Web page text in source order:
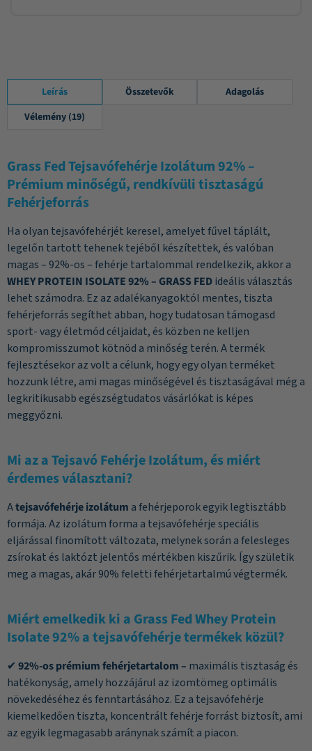
Leírás Összetevők
Adagolás
Vélemény (19)
Grass Fed Tejsavófehérje Izolátum 92% –
Prémium minőségű, rendkívüli tisztaságú
Fehérjeforrás
Ha olyan tejsavófehérjét keresel, amelyet fűvel táplált,
legelőn tartott tehenek tejéből készítettek, és valóban
magas – 92%-os – fehérje tartalommal rendelkezik, akkor a
WHEY PROTEIN ISOLATE 92% – GRASS FEDideális választás
lehet számodra. Ez az adalékanyagoktól mentes, tiszta
fehérjeforrás segíthet abban, hogy tudatosan támogasd
sport- vagy életmód céljaidat, és közben ne kelljen
kompromisszumot kötnöd a minőség terén. A termék
fejlesztésekor az volt a célunk, hogy egy olyan terméket
hozzunk létre, ami magas minőségével és tisztaságával még a
legkritikusabb egészségtudatos vásárlókat is képes
meggyőzni.
Mi az a Tejsavó Fehérje Izolátum, és miért
érdemes választani?
Atejsavófehérje izolátum a fehérjeporok egyik legtisztább
formája. Az izolátum forma a tejsavófehérje speciális
eljárással finomított változata, melynek során a felesleges
zsírokat és laktózt jelentős mértékben kiszűrik. Így születik
meg a magas, akár 90% feletti fehérjetartalmú végtermék.
Miért emelkedik ki a Grass Fed Whey Protein
Isolate 92% a tejsavófehérje termékek közül?
✔92%-os prémium fehérjetartalom – maximális tisztaság és
hatékonyság, amely hozzájárul az izomtömeg optimális
növekedéséhez és fenntartásához. Ez a tejsavófehérje
kiemelkedően tiszta, koncentrált fehérje forrást biztosít, ami
az egyik legmagasabb aránynak számít a piacon.